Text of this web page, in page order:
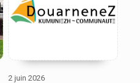
2 juin 2026